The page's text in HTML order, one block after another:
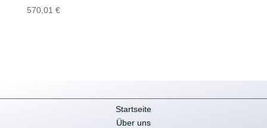
570,01 €
Startseite
Über uns